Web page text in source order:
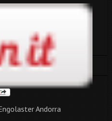
Andorra